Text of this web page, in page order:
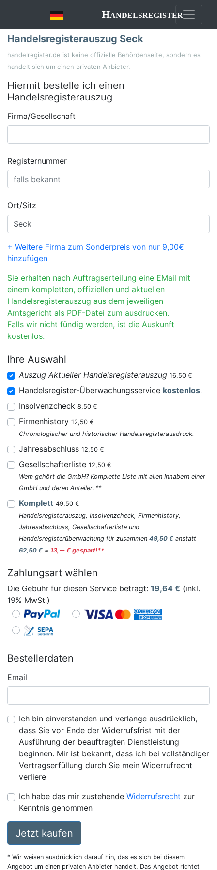
Handelsregister
Handelsregisterauszug Seck
handelregister.de ist keine offizielle Behördenseite, sondern es
handelt sich um einen privaten Anbieter.
Hiermit bestelle ich einen
Handelsregisterauszug
Firma/Gesellschaft
Registernummer
Ort/Sitz
+ Weitere Firma zum Sonderpreis von nur 9,00€
hinzufügen
Sie erhalten nach Auftragserteilung eine EMail mit
einem kompletten, offiziellen und aktuellen
Handelsregisterauszug aus dem jeweiligen
Amtsgericht als PDF-Datei zum ausdrucken.
Falls wir nicht fündig werden, ist die Auskunft
kostenlos.
Ihre Auswahl
Auszug Aktueller Handelsregisterauszug 16,50 €
Handelsregister-Überwachungsservice kostenlos!
Insolvenzcheck 8,50 €
Firmenhistory 12,50 €
Chronologischer und historischer Handelsregisterausdruck.
Jahresabschluss 12,50 €
Gesellschafterliste 12,50 €
Wem gehört die GmbH? Komplette Liste mit allen Inhabern einer
GmbH und deren Anteilen.**
Komplett 49,50 €
Handelsregisterauszug, Insolvenzcheck, Firmenhistory,
Jahresabschluss, Gesellschafterliste und
Handelsregisterüberwachung für zusammen 49,50 € anstatt
62,50 € = 13,-- € gespart!**
Zahlungsart wählen
Die Gebühr für diesen Service beträgt: 19,64 € (inkl.
19% MwSt.)
Bestellerdaten
Email
Ich bin einverstanden und verlange ausdrücklich,
dass Sie vor Ende der Widerrufsfrist mit der
Ausführung der beauftragten Dienstleistung
beginnen. Mir ist bekannt, dass ich bei vollständiger
Vertragserfüllung durch Sie mein Widerrufrecht
verliere
Ich habe das mir zustehende Widerrufsrecht zur
Kenntnis genommen
Jetzt kaufen
* Wir weisen ausdrücklich darauf hin, das es sich bei diesem
Angebot um einen privaten Anbieter handelt. Das Angebot richtet